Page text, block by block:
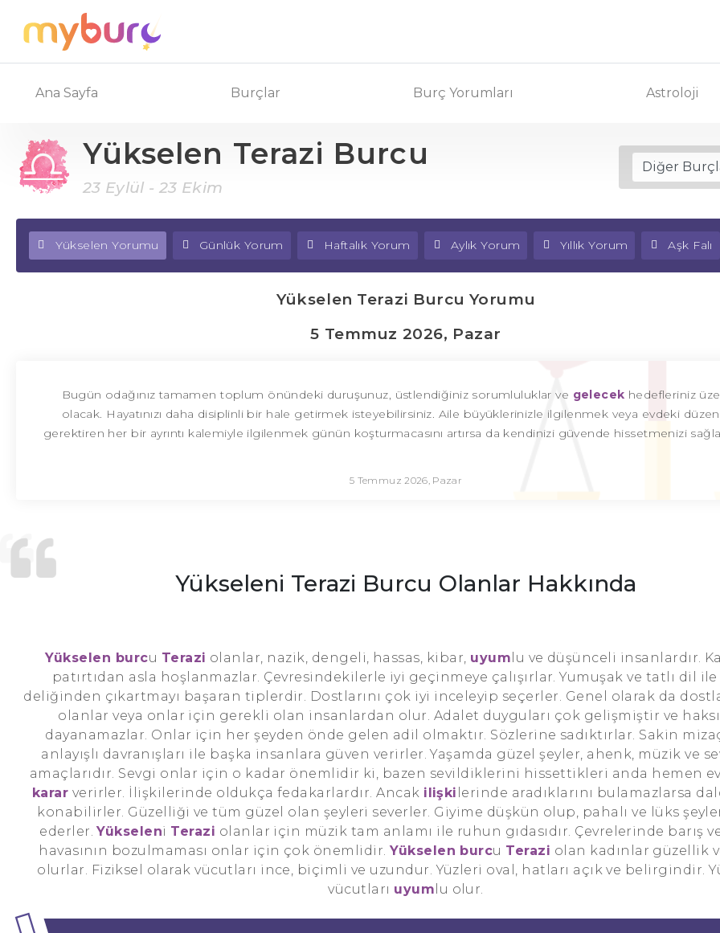
Ana Sayfa Burçlar Burç Yorumları Astroloji
Yükselen Terazi Burcu
23 Eylül - 23 Ekim
Yükselen Yorumu Günlük Yorum Haftalık Yorum Aylık Yorum Yıllık Yorum Aşk Falı
Yükselen Terazi Burcu Yorumu
5 Temmuz 2026, Pazar
Bugün odağınız tamamen toplum önündeki duruşunuz, üstlendiğiniz sorumluluklar ve gelecek hedefleriniz
olacak. Hayatınızı daha disiplinli bir hale getirmek isteyebilirsiniz. Aile büyüklerinizle ilgilenmek veya evdeki
gerektiren her bir ayrıntı kalemiyle ilgilenmek günün koşturmacasını artırsa da kendinizi güvende hissetmenizi
5 Temmuz 2026, Pazar
Yükseleni Terazi Burcu Olanlar Hakkında
Yükselen burcu Terazi olanlar, nazik, dengeli, hassas, kibar, uyum lu ve düşünceli insanlardır.
patırtıdan asla hoşlanmazlar. Çevresindekilerle iyi geçinmeye çalışırlar. Yumuşak ve tatlı dil ile
deliğinden çıkartmayı başaran tiplerdir. Dostlarını çok iyi inceleyip seçerler. Genel olarak da
olanlar veya onlar için gerekli olan insanlardan olur. Adalet duyguları çok gelişmiştir ve
dayanamazlar. Onlar için her şeyden önde gelen adil olmaktır. Sözlerine sadıktırlar. Sakin
anlayışlı davranışları ile başka insanlara güven verirler. Yaşamda güzel şeyler, ahenk, müzik ve
amaçlarıdır. Sevgi onlar için o kadar önemlidir ki, bazen sevildiklerini hissettikleri anda hemen
karar verirler. İlişkilerinde oldukça fedakarlardır. Ancak ilişki lerinde aradıklarını bulamazlarsa
konabilirler. Güzelliği ve tüm güzel olan şeyleri severler. Giyime düşkün olup, pahalı ve lüks
ederler.Yükseleni Terazi olanlar için müzik tam anlamı ile ruhun gıdasıdır. Çevrelerinde barış
havasının bozulmaması onlar için çok önemlidir.Yükselen burcu Terazi olan kadınlar güzellik
olurlar. Fiziksel olarak vücutları ince, biçimli ve uzundur. Yüzleri oval, hatları açık ve belirgindir.
vücutları uyum lu olur.